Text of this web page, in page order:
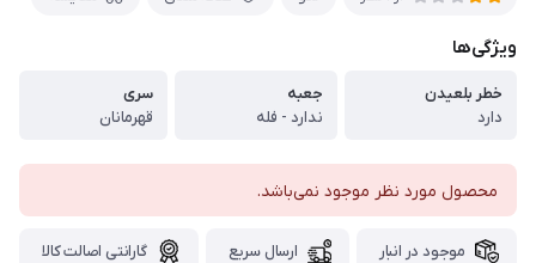
ویژگی‌ها
خطر بلعیدن
دارد
جعبه
ندارد - فله
سری
قهرمانان
محصول مورد نظر موجود نمی‌باشد.
موجود در انبار ارسال سریع گارانتی اصالت کالا